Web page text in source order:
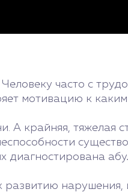
часто с
мотивацию к
А крайняя, тяжелая
развитию